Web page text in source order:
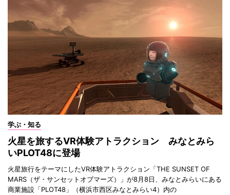
学ぶ・知る
火星を旅するVR体験アトラクション みなとみら
いPLOT48に登場
火星旅行をテーマにしたVR体験アトラクション「THE SUNSET OF
MARS（ザ・サンセットオブマーズ）」が8月8日、みなとみらいにある
商業施設「PLOT48」（横浜市西区みなとみらい4）内の